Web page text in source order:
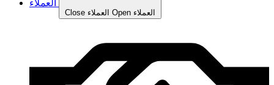
Close العملاء Open العملاء